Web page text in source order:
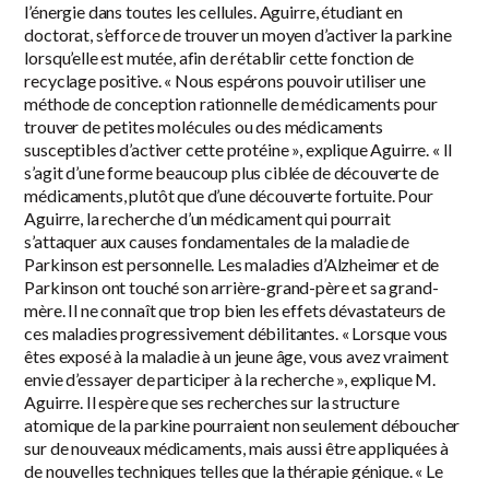
l’énergie dans toutes les cellules. Aguirre, étudiant en
doctorat, s’efforce de trouver un moyen d’activer la parkine
lorsqu’elle est mutée, afin de rétablir cette fonction de
recyclage positive. « Nous espérons pouvoir utiliser une
méthode de conception rationnelle de médicaments pour
trouver de petites molécules ou des médicaments
susceptibles d’activer cette protéine », explique Aguirre. « Il
s’agit d’une forme beaucoup plus ciblée de découverte de
médicaments, plutôt que d’une découverte fortuite. Pour
Aguirre, la recherche d’un médicament qui pourrait
s’attaquer aux causes fondamentales de la maladie de
Parkinson est personnelle. Les maladies d’Alzheimer et de
Parkinson ont touché son arrière-grand-père et sa grand-
mère. Il ne connaît que trop bien les effets dévastateurs de
ces maladies progressivement débilitantes. « Lorsque vous
êtes exposé à la maladie à un jeune âge, vous avez vraiment
envie d’essayer de participer à la recherche », explique M.
Aguirre. Il espère que ses recherches sur la structure
atomique de la parkine pourraient non seulement déboucher
sur de nouveaux médicaments, mais aussi être appliquées à
de nouvelles techniques telles que la thérapie génique. « Le